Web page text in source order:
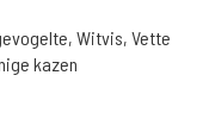
Witvis, Vette
kazen